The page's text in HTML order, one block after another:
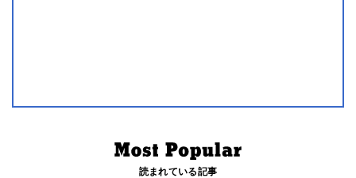
読まれている記事